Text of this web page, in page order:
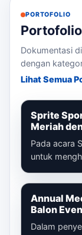
PORTOFOLIO
Dokumentasi
dengan
Lihat Semua
Sprite
Meriah
Terintegrasi
Pada acara
untuk
Annual
Balon
Dalam